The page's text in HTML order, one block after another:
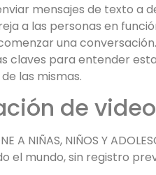
mensajes de texto
a las personas en
una
claves para entender
las mismas.
de
A NIÑAS, NIÑOS Y
el mundo, sin registro